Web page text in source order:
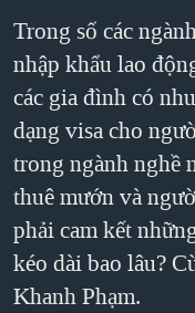
KHOA HỌC
SỨC KHOẺ
VĂN HOÁ
THỂ THAO
GIÁO DỤC
NGÀY TỊ NẠN THẾ
TRỊNH VĨNH BÌNH -
GROUND ZERO –
CHI PHÍ CHIẾN
CÁC GIÁ TRỊ CỘNG
THƯỢNG ĐỈNH
TRỊNH VĨNH BÌNH
Ngôn ngữ khác
Trong số các
nhập khẩu lao
các gia đình có
dạng visa cho
trong ngành nghề
thuê mướn và
phải cam kết
kéo dài bao lâu?
Khanh Phạm.